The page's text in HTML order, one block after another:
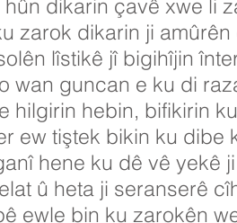
dikarin çavê xwe li
zarok dikarin ji
lîstikê jî bigihîjin
wan guncan e ku di
hilgirin hebin, bifikirin
ew tiştek bikin ku dibe
hene ku dê vê yekê ji
û heta ji seranserê
ewle bin ku zarokên